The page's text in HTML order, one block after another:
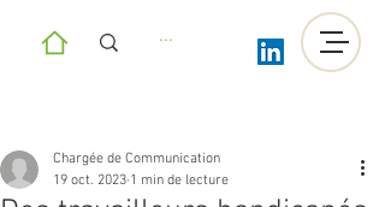
Chargée de Communication
19 oct. 2023 1 min de lecture